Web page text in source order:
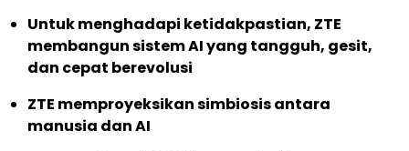
Untuk menghadapi ketidakpastian, ZTE
membangun sistem AI yang tangguh, gesit,
dan cepat berevolusi
ZTE memproyeksikan simbiosis antara
manusia dan AI